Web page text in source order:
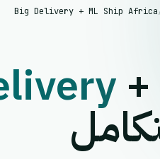
Big Delivery + ML Ship Africa
+